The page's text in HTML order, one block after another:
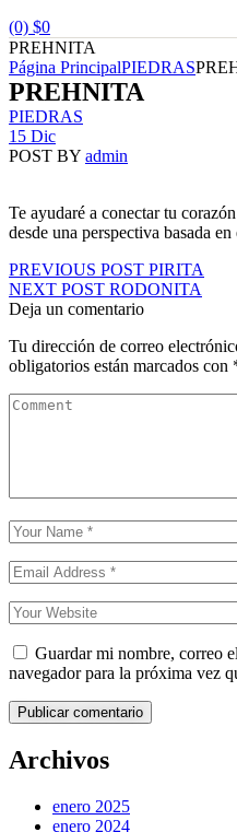
(0) $0
PREHNITA
Página PrincipalPIEDRAS
PREHNITA
Categories
PIEDRAS
15 Dic
POST BY admin
Te ayudaré a conectar tu
desde una perspectiva basada
Navegación
de
entradas
PREVIOUS POST PIRITA
NEXT POST RODONITA
Deja un comentario
Tu dirección de correo
obligatorios están marcados con
Guardar mi nombre, correo
navegador para la próxima vez
Publicar comentario
Archivos
enero 2025
enero 2024